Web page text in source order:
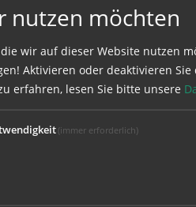
Benutzernamen und
nutzen möchten
wir auf dieser Website nutzen
Aktivieren oder deaktivieren Sie
erfahren, lesen Sie bitte unsere
(immer erforderlich)